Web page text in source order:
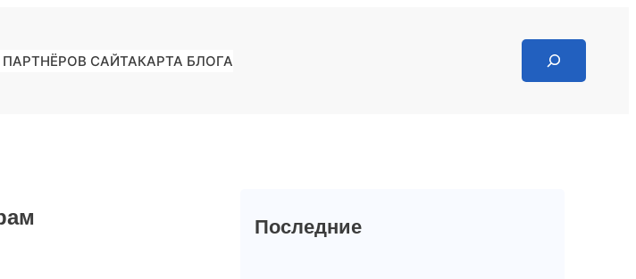
САЙТАКАРТА БЛОГА
Search
Последние